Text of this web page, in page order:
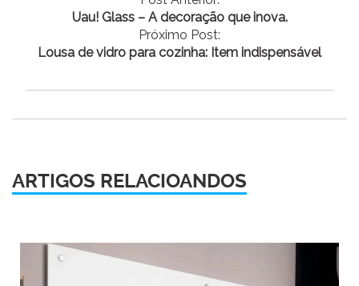
Uau! Glass – A decoração que inova.
Próximo Post:
Lousa de vidro para cozinha: Item indispensável
ARTIGOS RELACIOANDOS